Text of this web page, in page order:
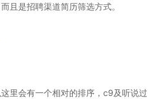
且是招聘渠道简历筛选方式。
里会有一个相对的排序，c9及听说过